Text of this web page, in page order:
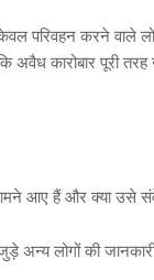
परिवहन करने वाले
अवैध कारोबार पूरी
आए हैं और क्या उसे
अन्य लोगों की